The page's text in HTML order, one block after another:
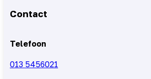
Contact
Telefoon
013 5456021